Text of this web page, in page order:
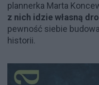
plannerka Marta
z nich idzie własną
pewność siebie
historii.